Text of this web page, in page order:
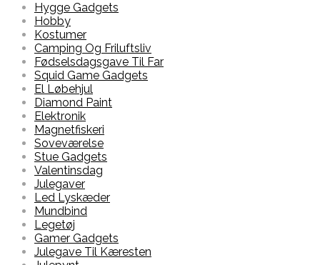
Hygge Gadgets
Hobby
Kostumer
Camping Og Friluftsliv
Fødselsdagsgave Til Far
Squid Game Gadgets
El Løbehjul
Diamond Paint
Elektronik
Magnetfiskeri
Soveværelse
Stue Gadgets
Valentinsdag
Julegaver
Led Lyskæder
Mundbind
Legetøj
Gamer Gadgets
Julegave Til Kæresten